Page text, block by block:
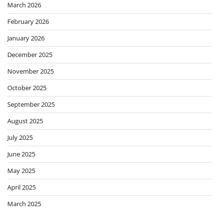
March 2026
February 2026
January 2026
December 2025
November 2025
October 2025
September 2025
August 2025
July 2025
June 2025
May 2025
April 2025
March 2025